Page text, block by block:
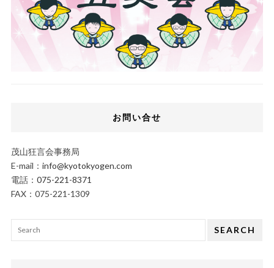
お問い合せ
茂山狂言会事務局
E-mail： info@kyotokyogen.com
電話： 075-221-8371
FAX：075-221-1309
SEARCH